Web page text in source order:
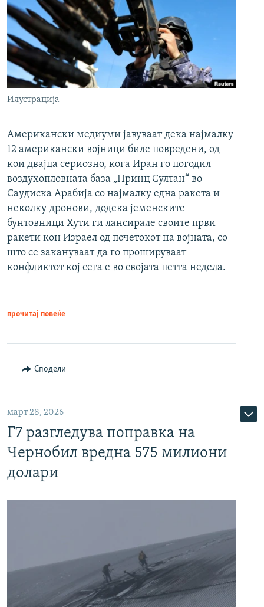
Илустрација
Американски медиуми јавуваат дека најмалку
12 американски војници биле повредени, од
кои двајца сериозно, кога Иран го погодил
воздухопловната база „Принц Султан“ во
Саудиска Арабија со најмалку една ракета и
неколку дронови, додека јеменските
бунтовници Хути ги лансирале своите први
ракети кон Израел од почетокот на војната, со
што се закануваат да го прошируваат
конфликтот кој сега е во својата петта недела.
прочитај повеќе
Сподели
март 28, 2026
Г7 разгледува поправка на
Чернобил вредна 575 милиони
долари